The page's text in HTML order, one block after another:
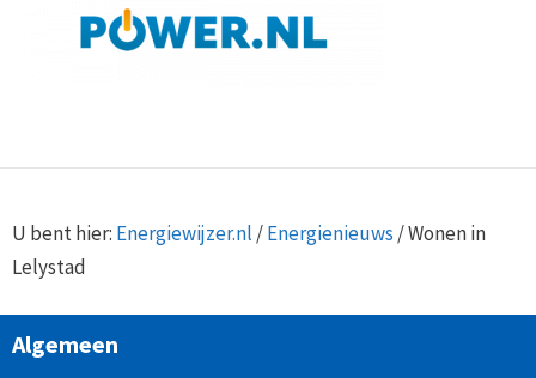
U bent hier: Energiewijzer.nl /Energienieuws /Wonen in
Lelystad
Algemeen